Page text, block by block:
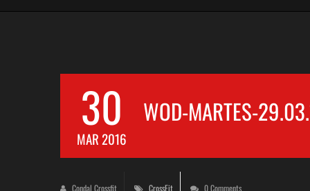
30
MAR 2016
WOD-MARTES-
Condal Crossfit CrossFit 0 Comments